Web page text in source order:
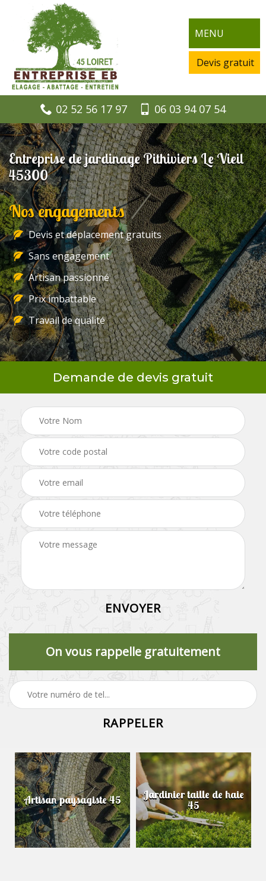
MENU
Devis gratuit
02 52 56 17 97 06 03 94 07 54
Entreprise de jardinage Pithiviers Le Vieil
45300
Nos engagements
Devis et déplacement gratuits
Sans engagement
Artisan passionné
Prix imbattable
Travail de qualité
Demande de devis gratuit
On vous rappelle gratuitement
Artisan paysagiste 45 Jardinier taille de haie
45